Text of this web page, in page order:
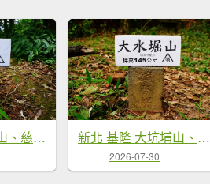
新北 平溪 孝子山、慈母峰、普陀山、中央尖、臭頭山 新北 基隆 大坑埔山、月眉山、長命山、大水堀山、金交椅山、紅淡山、鳥嘴山西峰
2026-07-30